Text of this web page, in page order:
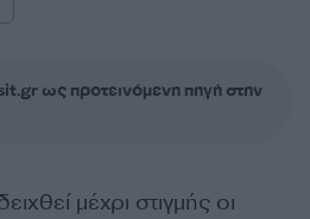
ως προτεινόμενη πηγή στην
μέχρι στιγμής οι